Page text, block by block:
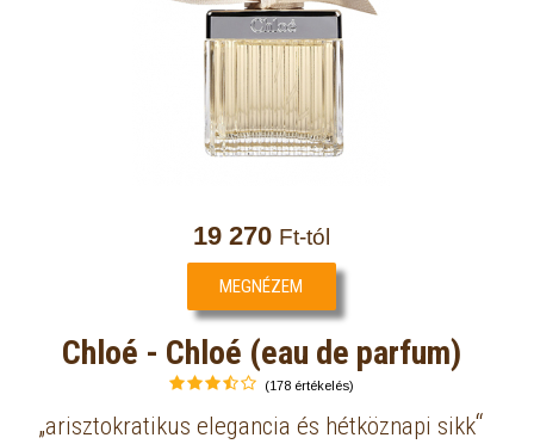
19 270 Ft-tól
MEGNÉZEM
Chloé - Chloé (eau de parfum)
(178 értékelés)
„arisztokratikus elegancia és hétköznapi sikk“